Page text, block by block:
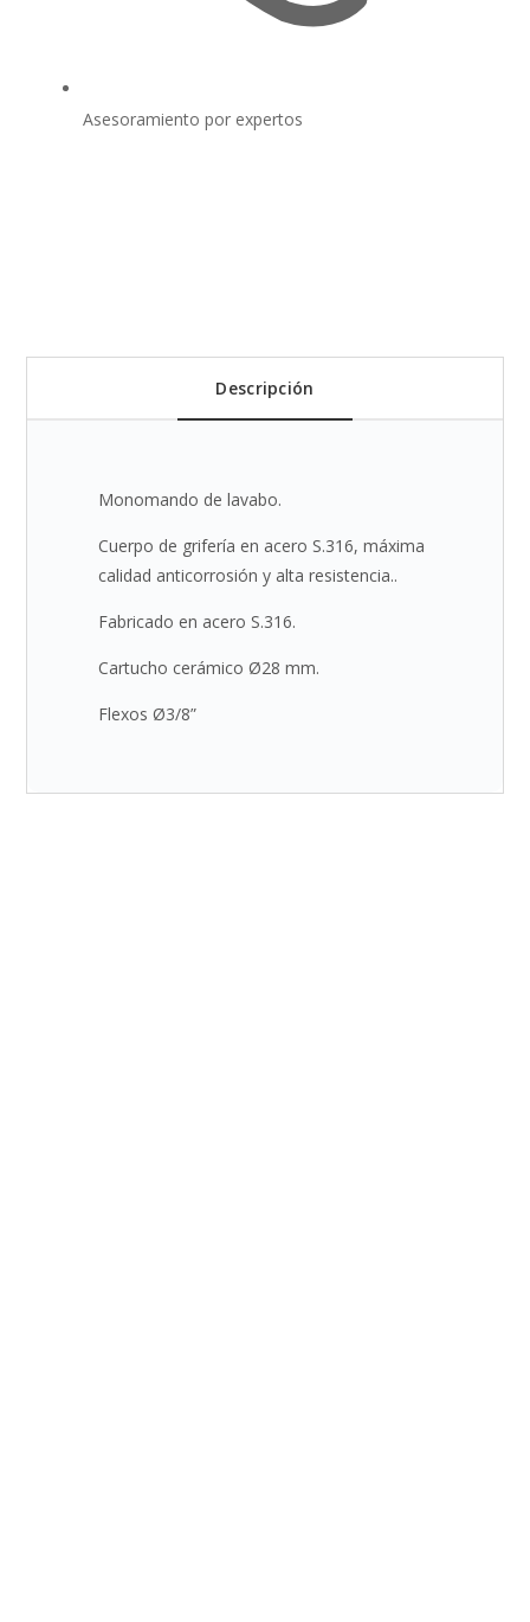
Asesoramiento por expertos
Descripción
Monomando de lavabo.
Cuerpo de grifería en acero S.316, máxima
calidad anticorrosión y alta resistencia..
Fabricado en acero S.316.
Cartucho cerámico Ø28 mm.
Flexos Ø3/8”